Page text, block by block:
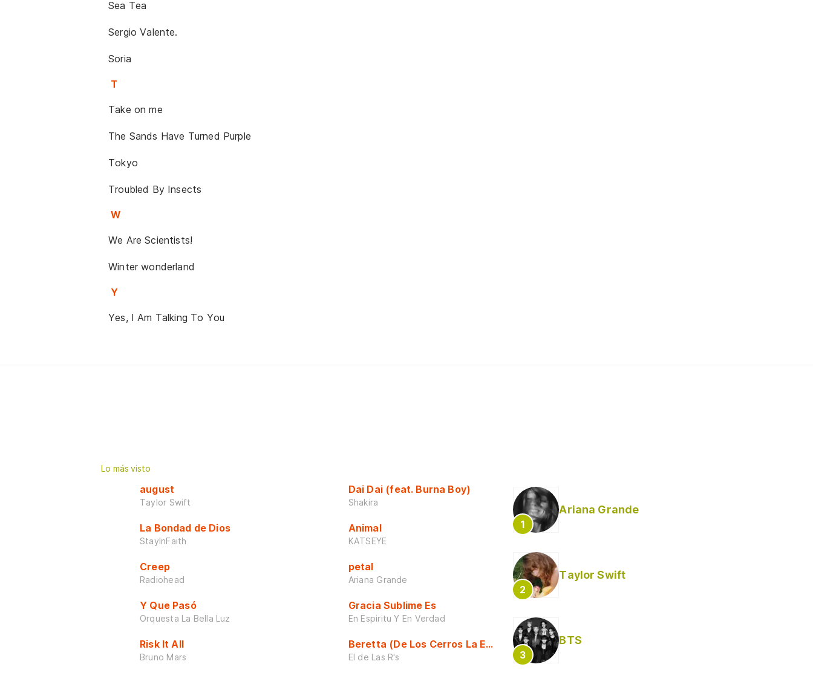
Sea Tea
Sergio Valente.
Soria
T
Take on me
The Sands Have Turned Purple
Tokyo
Troubled By Insects
W
We Are Scientists!
Winter wonderland
Y
Yes, I Am Talking To You
Lo más visto
august
Taylor Swift
La Bondad de Dios
StayInFaith
Creep
Radiohead
Y Que Pasó
Orquesta La Bella Luz
Risk It All
Bruno Mars
Dai Dai (feat. Burna Boy)
Shakira
Animal
KATSEYE
petal
Ariana Grande
Gracia Sublime Es
En Espiritu Y En Verdad
Beretta (De Los Cerros La Escuela)
El de Las R's
Ariana Grande
Taylor Swift
BTS